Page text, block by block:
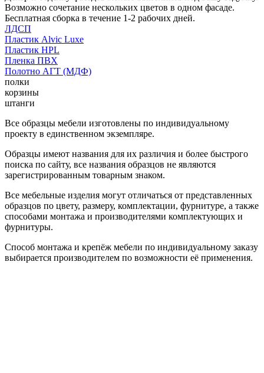
Возможно сочетание нескольких цветов в одном фасаде.
Бесплатная сборка в течение 1-2 рабочих дней.
ЛДСП
Пластик Alvic Luxe
Пластик HPL
Пленка ПВХ
Полотно АГТ (МДФ)
полки
корзины
штанги
Все образцы мебели изготовлены по индивидуальному
проекту в единственном экземпляре.
Образцы имеют названия для их различия и более быстрого
поиска по сайту, все названия образцов не являются
зарегистрированным товарным знаком.
Все мебельные изделия могут отличаться от представленных
образцов по цвету, размеру, комплектации, фурнитуре, а также
способами монтажа и производителями комплектующих и
фурнитуры.
Способ монтажа и крепёж мебели по индивидуальному заказу
выбирается производителем по возможности её применения.